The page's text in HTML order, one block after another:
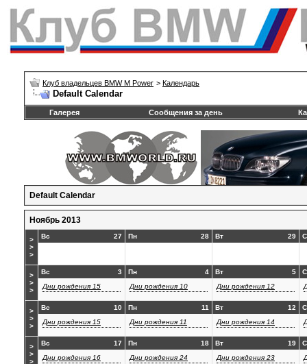
Клуб владельцев BMW M Power > Календарь
Default Calendar
Галерея Сообщения за день
Default Calendar
Ноябрь 2013
>
>
>
27
Вс 28
Пн 29
Вт
>
>
>
3
Вс
Дни рождения 15
4
Пн
Дни рождения 10
5
Вт
Дни рождения 12
>
>
>
10
Вс
Дни рождения 15
11
Пн
Дни рождения 11
12
Вт
Дни рождения 14
>
>
>
17
Вс
Дни рождения 16
18
Пн
Дни рождения 24
19
Вт
Дни рождения 23